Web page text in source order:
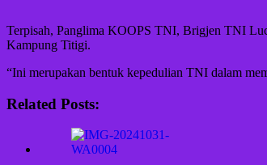
Terpisah, Panglima KOOPS TNI, Brigjen TNI
Kampung Titigi.
“Ini merupakan bentuk kepedulian TNI dalam
Related Posts: